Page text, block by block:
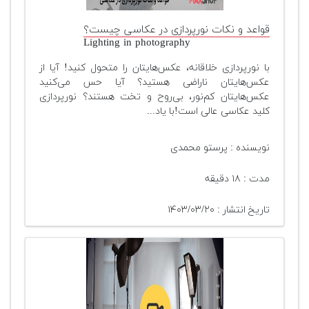
قواعد و نکات نورپردازی در عکاسی چیست؟
Lighting in photography
با نورپردازی خلاقانه، عکس‌هایتان را متحول کنید! آیا از
عکس‌هایتان ناراضی هستید؟ آیا حس می‌کنید
عکس‌هایتان کم‌نور، بی‌روح و تخت هستند؟ نورپردازی
کلید عکاسی عالی است!با یاد...
نویسنده : پرستو محمدی
مدت : ۱۸ دقیقه
تاریخ انتشار : ۱۴۰۳/۰۳/۲۰